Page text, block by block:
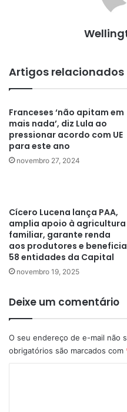
Artigos relacionados
Franceses ‘não apitam em
mais nada’, diz Lula ao
pressionar acordo com UE
para este ano
novembro 27, 2024
Cícero Lucena lança PAA,
amplia apoio à agricultura
familiar, garante renda
aos produtores e beneficia
58 entidades da Capital
novembro 19, 2025
Deixe um comentário
O seu endereço de e-mail não
obrigatórios são marcados com